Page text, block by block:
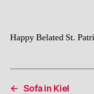
Happy Belated St.
← Sofa in Kiel